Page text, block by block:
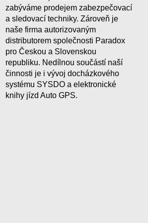
zabýváme prodejem zabezpečovací
a sledovací techniky. Zároveň je
naše firma autorizovaným
distributorem společnosti Paradox
pro Českou a Slovenskou
republiku. Nedílnou součástí naší
činnosti je i vývoj docházkového
systému SYSDO a elektronické
knihy jízd Auto GPS.